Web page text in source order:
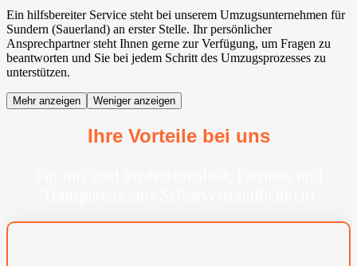
Ein hilfsbereiter Service steht bei unserem Umzugsunternehmen für
Sundern (Sauerland) an erster Stelle. Ihr persönlicher
Ansprechpartner steht Ihnen gerne zur Verfügung, um Fragen zu
beantworten und Sie bei jedem Schritt des Umzugsprozesses zu
unterstützen.
Mehr anzeigen Weniger anzeigen
Ihre Vorteile bei uns